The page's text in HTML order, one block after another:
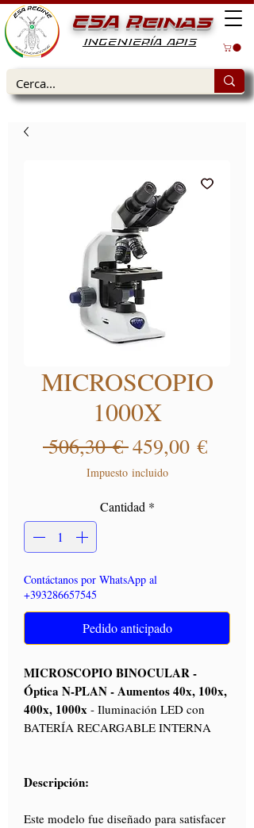
ESA Reinas
INGENIERÍA APIS
MICROSCOPIO
1000X
506,30 € Precio
459,00 €
Impuesto incluido
Cantidad *
Contáctanos por WhatsApp al
+393286657545
Pedido anticipado
MICROSCOPIO BINOCULAR -
Óptica N-PLAN - Aumentos 40x, 100x,
400x, 1000x - Iluminación LED con
BATERÍA RECARGABLE INTERNA
Descripción:
Este modelo fue diseñado para satisfacer